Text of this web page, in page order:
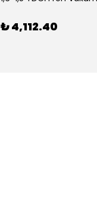
₺ 4,112.40